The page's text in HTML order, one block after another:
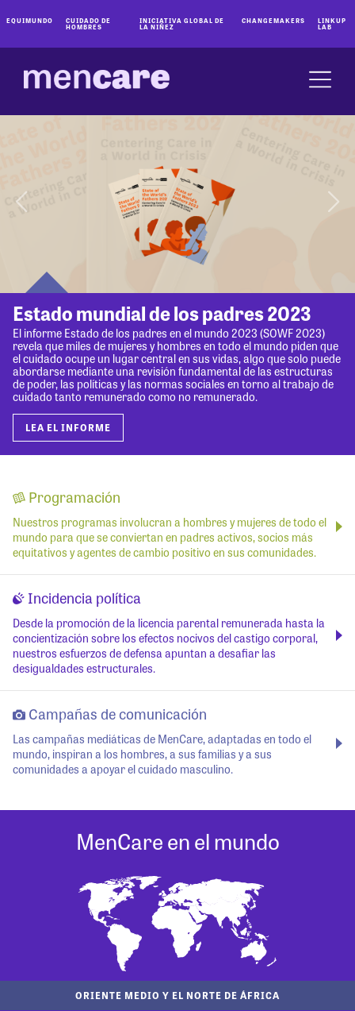
EQUIMUNDO CUIDADO DE
HOMBRES
INICIATIVA GLOBAL DE
LA NIÑEZ
CHANGEMAKERS LINKUP
LAB
Estado mundial de los padres 2023
El informe Estado de los padres en el mundo 2023 (SOWF 2023)
revela que miles de mujeres y hombres en todo el mundo piden que
el cuidado ocupe un lugar central en sus vidas, algo que solo puede
abordarse mediante una revisión fundamental de las estructuras
de poder, las políticas y las normas sociales en torno al trabajo de
cuidado tanto remunerado como no remunerado.
LEA EL INFORME
Programación
Nuestros programas involucran a hombres y mujeres de todo el
mundo para que se conviertan en padres activos, socios más
equitativos y agentes de cambio positivo en sus comunidades.
Incidencia política
Desde la promoción de la licencia parental remunerada hasta la
concientización sobre los efectos nocivos del castigo corporal,
nuestros esfuerzos de defensa apuntan a desafiar las
desigualdades estructurales.
Campañas de comunicación
Las campañas mediáticas de MenCare, adaptadas en todo el
mundo, inspiran a los hombres, a sus familias y a sus
comunidades a apoyar el cuidado masculino.
MenCare en el mundo
ORIENTE MEDIO Y EL NORTE DE ÁFRICA